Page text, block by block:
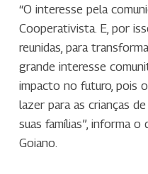
“O interesse pela
Cooperativista. E, por
reunidas, para
grande interesse
impacto no futuro, pois
lazer para as crianças
suas famílias”, informa
Goiano.